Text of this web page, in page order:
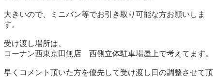
大きいので、ミニバン等でお引き取り可能な方お願いしま
す。
受け渡し場所は、
コーナン西東京田無店　西側立体駐車場屋上で考えてます。
早くコメント頂いた方を優先して受け渡し日の調整させて頂